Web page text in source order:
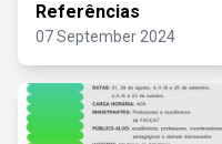
Referências
07 September 2024